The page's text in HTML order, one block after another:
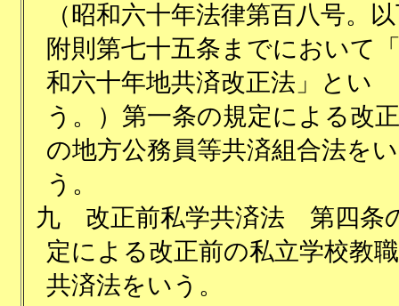
（昭和六十年法律第百八号。
附則第七十五条までにおいて
和六十年地共済改正法」とい
う。）第一条の規定による改
の地方公務員等共済組合法をい
う。
九
改正前私学共済法 第四条
定による改正前の私立学校教
共済法をいう。